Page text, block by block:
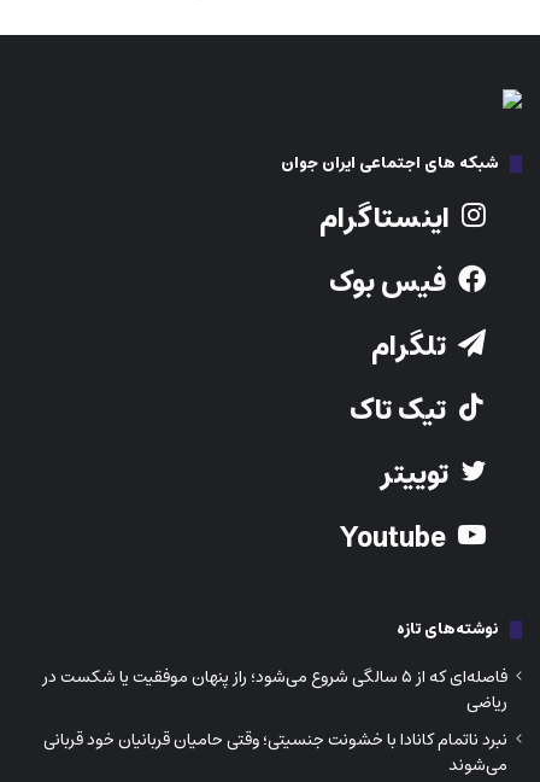
شبکه های اجتماعی ایران جوان
اینستاگرام
فیس بوک
تلگرام
تیک تاک
توییتر
نوشته‌های تازه
فاصله‌ای که از ۵ سالگی شروع می‌شود؛ راز پنهان موفقیت یا شکست در
ریاضی
نبرد ناتمام کانادا با خشونت جنسیتی؛ وقتی حامیان قربانیان خود قربانی
می‌شوند